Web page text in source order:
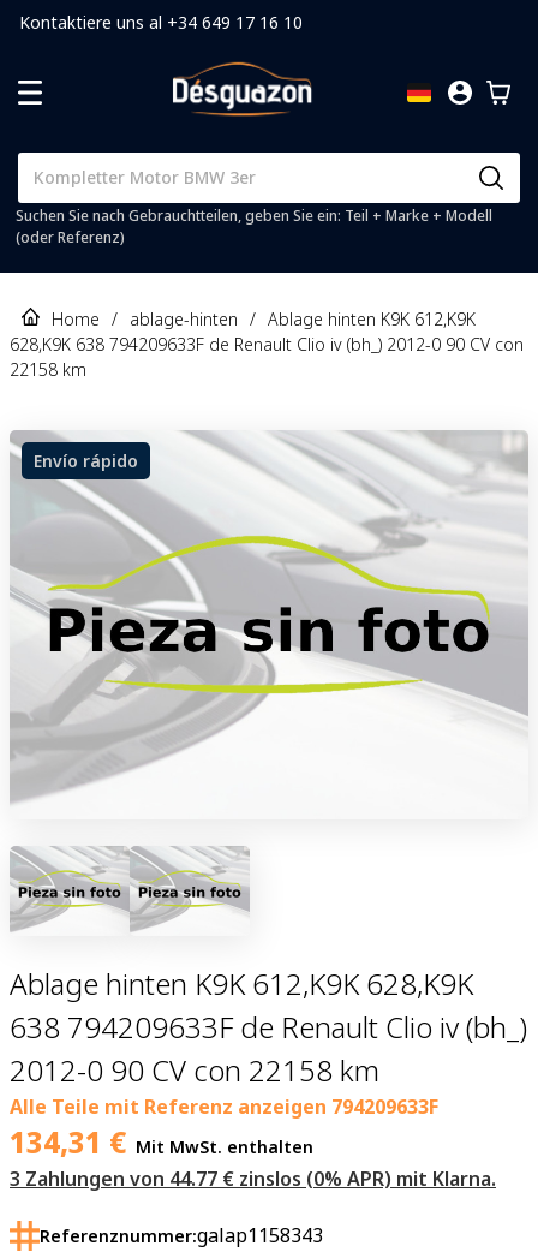
Kontaktiere uns al +34 649 17 16 10
Suchen Sie nach Gebrauchtteilen, geben Sie ein: Teil + Marke + Modell
(oder Referenz)
Home / ablage-hinten / Ablage hinten K9K 612,K9K
628,K9K 638 794209633F de Renault Clio iv (bh_) 2012-0 90 CV con
22158 km
Envío rápido
Ablage hinten K9K 612,K9K 628,K9K
638 794209633F de Renault Clio iv (bh_)
2012-0 90 CV con 22158 km
Alle Teile mit Referenz anzeigen 794209633F
134,31 € Mit MwSt. enthalten
3 Zahlungen von 44.77 € zinslos (0% APR) mit Klarna.
Referenznummer:galap1158343